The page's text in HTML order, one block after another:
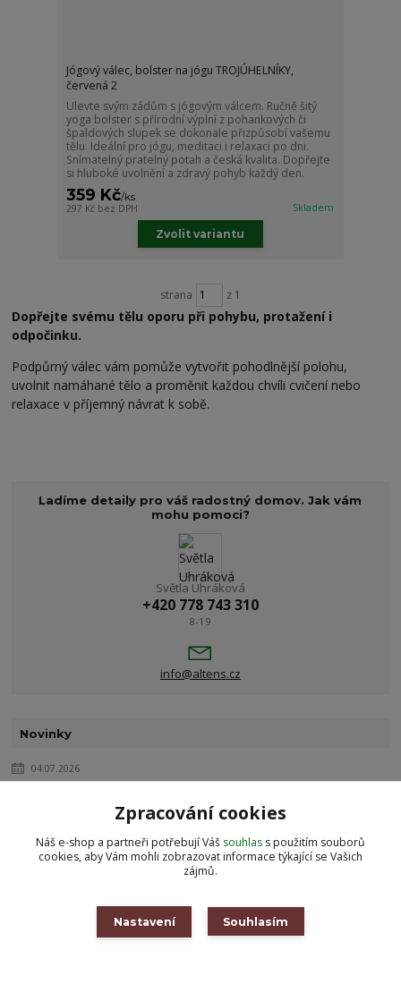
Jógový válec, bolster na jógu TROJÚHELNÍKY,
červená 2
Ulevte svým zádům s jógovým válcem. Ručně šitý
yoga bolster s přírodní výplní z pohankových či
špaldových slupek se dokonale přizpůsobí vašemu
tělu. Ideální pro jógu, meditaci i relaxaci po dni.
Snímatelný pratelný potah a česká kvalita. Dopřejte
si hluboké uvolnění a zdravý pohyb každý den.
359 Kč/ks
297 Kč bez DPH Skladem
Zvolit variantu
strana z 1
Dopřejte svému tělu oporu při pohybu, protažení i
odpočinku.
Podpůrný válec vám pomůže vytvořit pohodlnější polohu,
uvolnit namáhané tělo a proměnit každou chvíli cvičení nebo
relaxace v příjemný návrat k sobě.
Ladíme detaily pro váš radostný domov. Jak vám
mohu pomoci?
Světla Uhráková
+420 778 743 310
8-19
info@altens.cz
Novinky
04.07.2026
Nechci nabízet produkty jen proto, že jsou hezké nebo právě
oblíbené. Chci prodávat to, čemu sama věřím a co s radostí používám.
Se sirupy Koldokol t... číst celé
Novinky z módy
Zpracování cookies
Náš e-shop a partneři potřebují Váš souhlas s použitím souborů
cookies, aby Vám mohli zobrazovat informace týkající se Vašich
zájmů.
Nastavení Souhlasím